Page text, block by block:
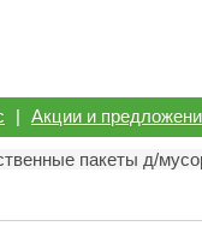
| Акции и
пакеты д/